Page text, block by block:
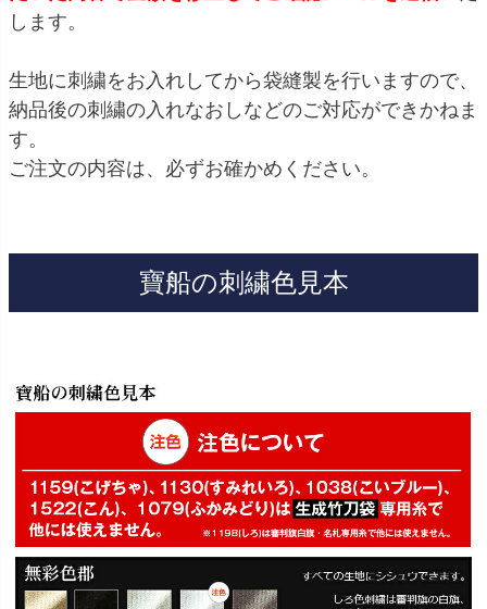
します。
生地に刺繍をお入れしてから袋縫製を行いますので、
納品後の刺繍の入れなおしなどのご対応ができかねま
す。
ご注文の内容は、必ずお確かめください。
寶船の刺繍色見本